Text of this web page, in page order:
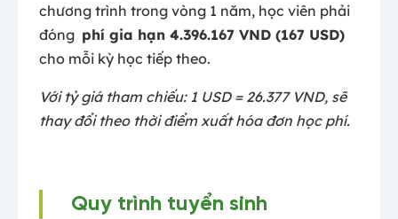
chương trình trong vòng 1 năm, học viên phải
đóng phí gia hạn 4.396.167 VND (167 USD)
cho mỗi kỳ học tiếp theo.
Với tỷ giá tham chiếu: 1 USD = 26.377 VND, sẽ
thay đổi theo thời điểm xuất hóa đơn học phí.
Quy trình tuyển sinh